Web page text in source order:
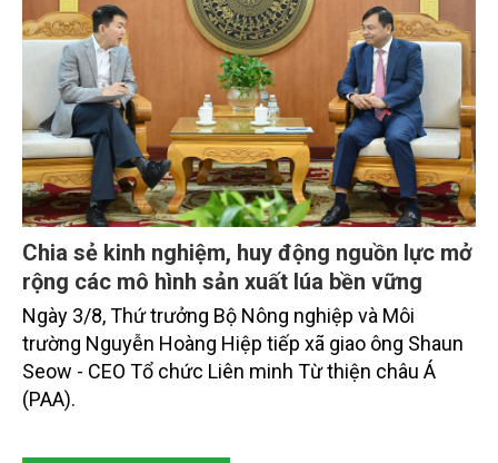
Chia sẻ kinh nghiệm, huy động nguồn lực mở
rộng các mô hình sản xuất lúa bền vững
Ngày 3/8, Thứ trưởng Bộ Nông nghiệp và Môi
trường Nguyễn Hoàng Hiệp tiếp xã giao ông Shaun
Seow - CEO Tổ chức Liên minh Từ thiện châu Á
(PAA).